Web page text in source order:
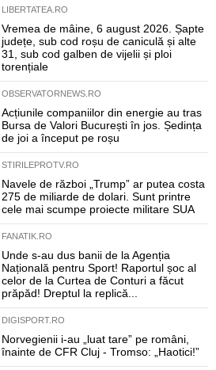
LIBERTATEA.RO
Vremea de mâine, 6 august 2026. Șapte
județe, sub cod roșu de caniculă și alte
31, sub cod galben de vijelii și ploi
torențiale
OBSERVATORNEWS.RO
Acțiunile companiilor din energie au tras
Bursa de Valori București în jos. Ședința
de joi a început pe roșu
STIRILEPROTV.RO
Navele de război „Trump” ar putea costa
275 de miliarde de dolari. Sunt printre
cele mai scumpe proiecte militare SUA
FANATIK.RO
Unde s-au dus banii de la Agenția
Națională pentru Sport! Raportul șoc al
celor de la Curtea de Conturi a făcut
prăpăd! Dreptul la replică...
DIGISPORT.RO
Norvegienii i-au „luat tare” pe români,
înainte de CFR Cluj - Tromso: „Haotici!”